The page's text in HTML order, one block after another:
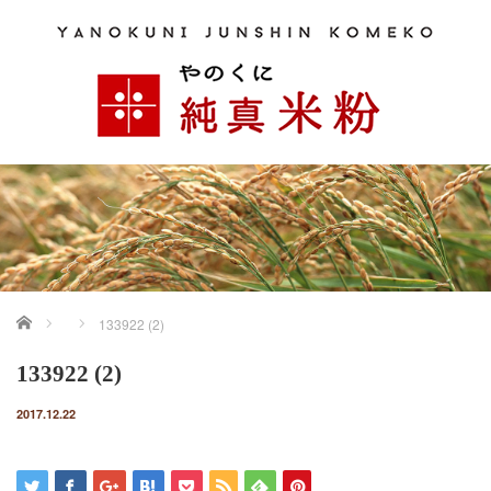
ホーム 133922 (2)
133922 (2)
2017.12.22